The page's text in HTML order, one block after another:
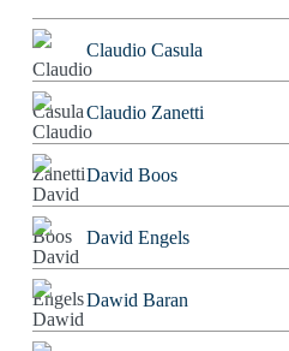
Claudio Casula
Claudio Zanetti
David Boos
David Engels
Dawid Baran